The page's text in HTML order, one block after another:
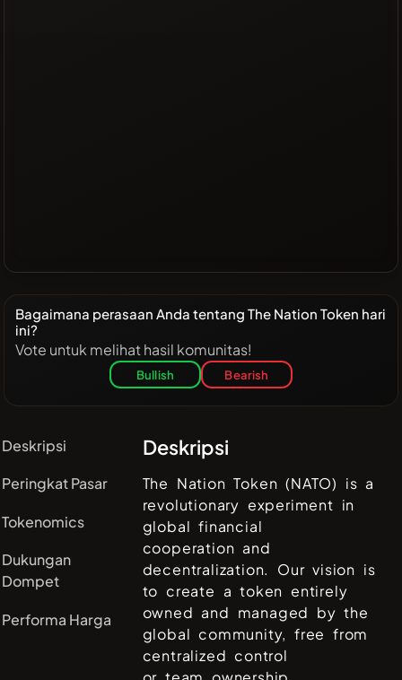
Bagaimana perasaan Anda tentang The Nation Token hari
ini?
Vote untuk melihat hasil komunitas!
Bullish Bearish
Deskripsi
Peringkat Pasar
Tokenomics
Dukungan
Dompet
Performa Harga
Deskripsi
The Nation Token (NATO) is a
revolutionary experiment in
global financial
cooperation and
decentralization. Our vision is
to create a token entirely
owned and managed by the
global community, free from
centralized control